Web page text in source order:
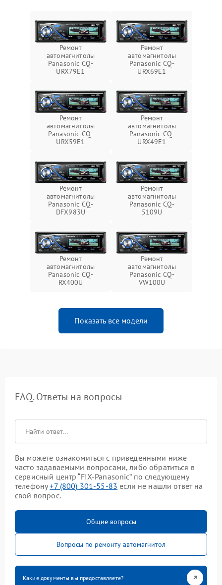
Ремонт
автомагнитолы
Panasonic CQ-
URX79E1
Ремонт
автомагнитолы
Panasonic CQ-
URX69E1
Ремонт
автомагнитолы
Panasonic CQ-
URX59E1
Ремонт
автомагнитолы
Panasonic CQ-
URX49E1
Ремонт
автомагнитолы
Panasonic CQ-
DFX983U
Ремонт
автомагнитолы
Panasonic CQ-
5109U
Ремонт
автомагнитолы
Panasonic CQ-
RX400U
Ремонт
автомагнитолы
Panasonic CQ-
VW100U
Показать все модели
FAQ. Ответы на вопросы
Вы можете ознакомиться с приведенными ниже
часто задаваемыми вопросами, либо обратиться в
сервисный центр “FIX-Panasonic” по следующему
телефону+7 (800) 301-55-83 если не нашли ответ на
свой вопрос.
Общие вопросы
Вопросы по ремонту автомагнитол
Какие документы вы предоставляете?